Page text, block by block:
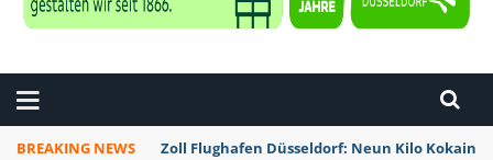
BREAKING NEWS Zoll Flughafen Düsseldorf: Neun Kilo Kokain